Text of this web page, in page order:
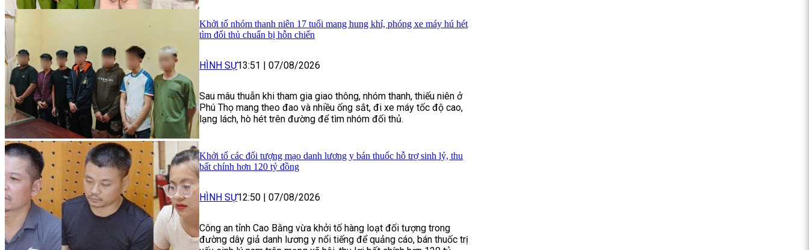
Khởi tố nhóm thanh niên 17 tuổi mang hung khí, phóng xe máy hú hét
tìm đối thủ chuẩn bị hỗn chiến
HÌNH SỰ13:51 | 07/08/2026
Sau mâu thuẫn khi tham gia giao thông, nhóm thanh, thiếu niên ở
Phú Thọ mang theo đao và nhiều ống sắt, đi xe máy tốc độ cao,
lạng lách, hò hét trên đường để tìm nhóm đối thủ.
Khởi tố các đối tượng mạo danh lương y bán thuốc hỗ trợ sinh lý, thu
bất chính hơn 120 tỷ đồng
HÌNH SỰ12:50 07/08/2026
Công an tỉnh Cao Bằng vừa khởi tố hàng loạt đối tượng trong
đường dây giả danh lương y nổi tiếng để quảng cáo, bán thuốc trị